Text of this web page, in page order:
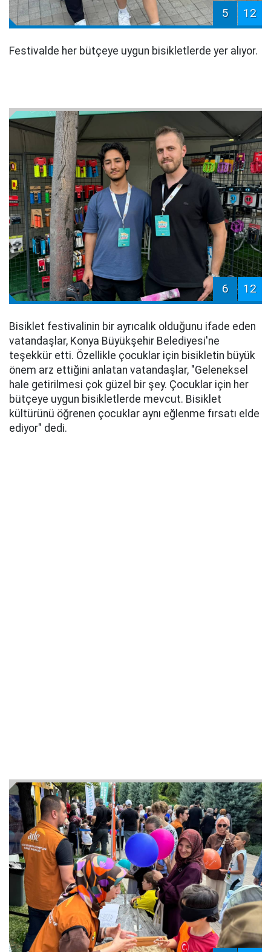
5 12
Festivalde her bütçeye uygun bisikletlerde yer alıyor.
6 12
Bisiklet festivalinin bir ayrıcalık olduğunu ifade eden
vatandaşlar, Konya Büyükşehir Belediyesi'ne
teşekkür etti. Özellikle çocuklar için bisikletin büyük
önem arz ettiğini anlatan vatandaşlar, "Geleneksel
hale getirilmesi çok güzel bir şey. Çocuklar için her
bütçeye uygun bisikletlerde mevcut. Bisiklet
kültürünü öğrenen çocuklar aynı eğlenme fırsatı elde
ediyor" dedi.